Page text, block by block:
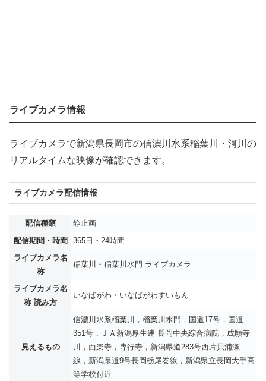
ライブカメラ情報
ライブカメラで新潟県長岡市の信濃川水系稲葉川・河川の
リアルタイムな映像が確認できます。
ライブカメラ配信情報
配信種類
静止画
配信期間・時間
365日・24時間
ライブカメラ名
称
稲葉川・稲葉川水門 ライブカメラ
ライブカメラ名
称 読み方
いなばがわ・いなばがわすいもん
見えるもの
信濃川水系稲葉川，稲葉川水門，国道17号，国道
351号，ＪＡ新潟厚生連 長岡中央綜合病院，成願寺
川，西楽寺，専行寺，新潟県道283号西片貝浦瀬
線，新潟県道9号長岡栃尾巻線，新潟県立長岡大手高
等学校付近